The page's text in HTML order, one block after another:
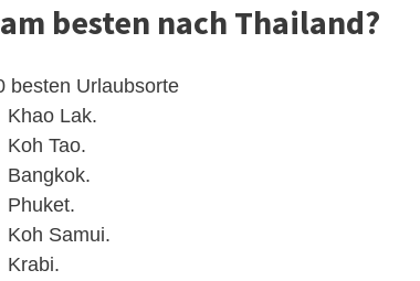
besten nach Thailand?
besten Urlaubsorte
Khao Lak.
Koh Tao.
Bangkok.
Phuket.
Koh Samui.
Krabi.